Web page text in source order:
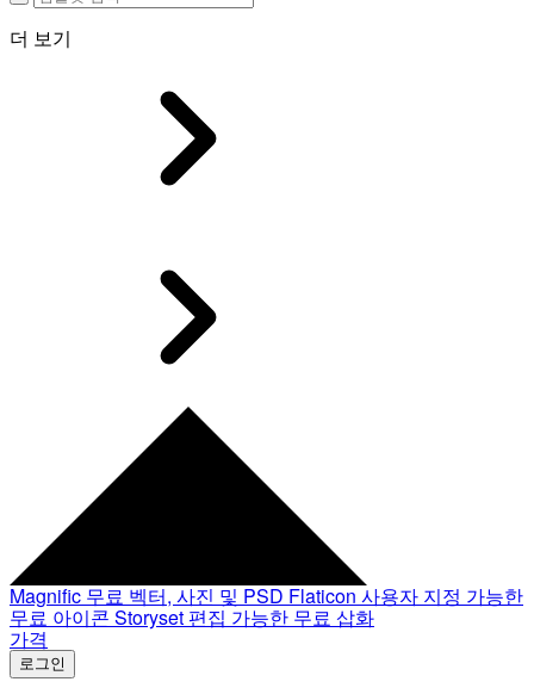
더 보기
Magnific 무료 벡터, 사진 및 PSD Flaticon 사용자 지정 가능한
무료 아이콘 Storyset 편집 가능한 무료 삽화
가격
로그인